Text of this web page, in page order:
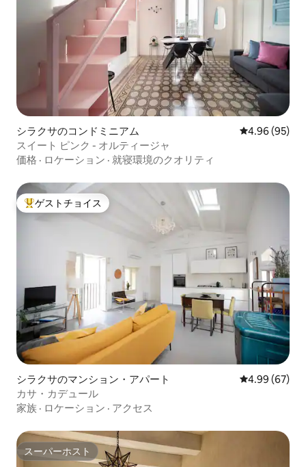
シラクサのコンドミニアム レビュー95
4.96 (95)
スイート ピンク - オルティージャ
価格 · ロケーション · 就寝環境のクオリティ
大好評のゲストチョイスです。
ゲストチョイス
シラクサのマンション・アパート レビュー67
4.99 (67)
カサ・カデュール
家族 · ロケーション · アクセス
スーパーホスト
スーパーホスト